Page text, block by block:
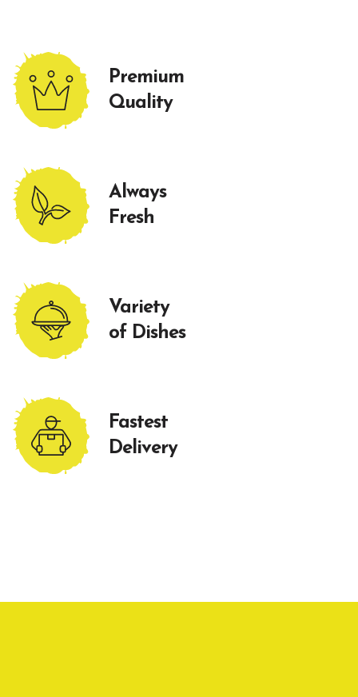
Premium
Quality
Always
Fresh
Variety
of Dishes
Fastest
Delivery